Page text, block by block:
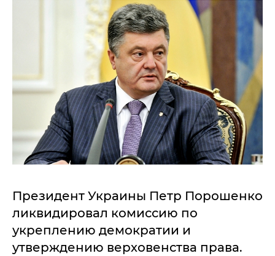
Президент Украины Петр Порошенко
ликвидировал комиссию по
укреплению демократии и
утверждению верховенства права.